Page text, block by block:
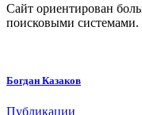
Сайт ориентирован
поисковыми системами.
Богдан Казаков
Публикации